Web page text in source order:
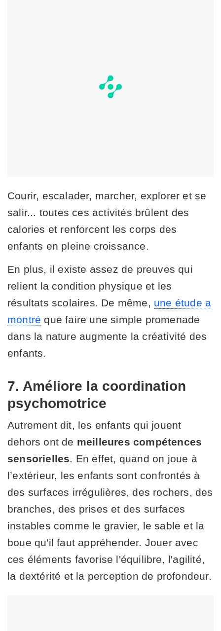
Courir, escalader, marcher, explorer et se
salir... toutes ces activités brûlent des
calories et renforcent les corps des
enfants en pleine croissance.
En plus, il existe assez de preuves qui
relient la condition physique et les
résultats scolaires. De même, une étude a
montré que faire une simple promenade
dans la nature augmente la créativité des
enfants.
7. Améliore la coordination
psychomotrice
Autrement dit, les enfants qui jouent
dehors ont de meilleures compétences
sensorielles. En effet, quand on joue à
l’extérieur, les enfants sont confrontés à
des surfaces irrégulières, des rochers, des
branches, des prises et des surfaces
instables comme le gravier, le sable et la
boue qu'il faut appréhender. Jouer avec
ces éléments favorise l'équilibre, l'agilité,
la dextérité et la perception de profondeur.